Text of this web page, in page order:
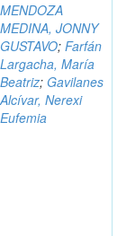
MENDOZA
MEDINA, JONNY
GUSTAVO; Farfán
Largacha, María
Beatriz; Gavilanes
Alcívar, Nerexi
Eufemia